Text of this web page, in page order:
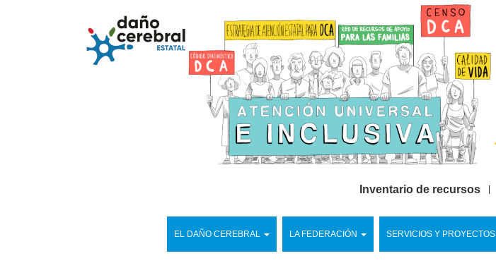
EL DAÑO CEREBRAL LA FEDERACIÓN SERVICIOS Y PROYECTOS
Inventario de recursos